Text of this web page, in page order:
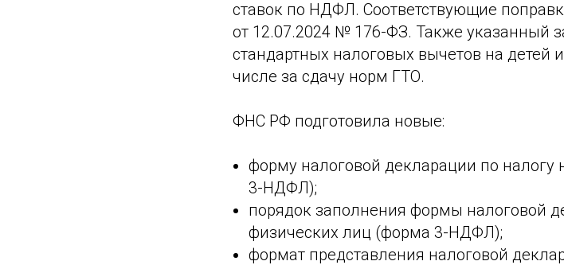
ставок по НДФЛ. Соответствующие
от 12.07.2024 № 176-ФЗ. Также указанный
стандартных налоговых вычетов на
числе за сдачу норм ГТО.
ФНС РФ подготовила новые:
форму налоговой декларации по
3-НДФЛ);
порядок заполнения формы налоговой
физических лиц (форма 3-НДФЛ);
формат представления налоговой